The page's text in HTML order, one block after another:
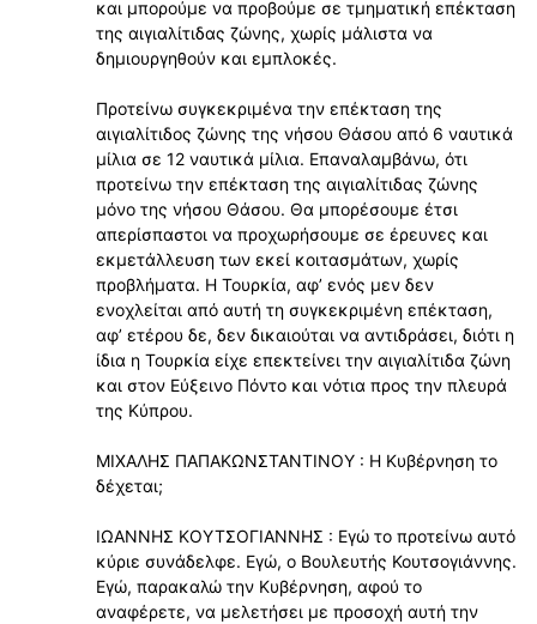
και μπορούμε να προβούμε σε τμηματική επέκταση
της αιγιαλίτιδας ζώνης, χωρίς μάλιστα να
δημιουργηθούν και εμπλοκές.
Προτείνω συγκεκριμένα την επέκταση της
αιγιαλίτιδος ζώνης της νήσου Θάσου από 6 ναυτικά
μίλια σε 12 ναυτικά μίλια. Επαναλαμβάνω, ότι
προτείνω την επέκταση της αιγιαλίτιδας ζώνης
μόνο της νήσου Θάσου. Θα μπορέσουμε έτσι
απερίσπαστοι να προχωρήσουμε σε έρευνες και
εκμετάλλευση των εκεί κοιτασμάτων, χωρίς
προβλήματα. Η Τουρκία, αφʼ ενός μεν δεν
ενοχλείται από αυτή τη συγκεκριμένη επέκταση,
αφʼ ετέρου δε, δεν δικαιούται να αντιδράσει, διότι η
ίδια η Τουρκία είχε επεκτείνει την αιγιαλίτιδα ζώνη
και στον Εύξεινο Πόντο και νότια προς την πλευρά
της Κύπρου.
ΜΙΧΑΛΗΣ ΠΑΠΑΚΩΝΣΤΑΝΤΙΝΟΥ : Η Κυβέρνηση το
δέχεται;
ΙΩΑΝΝΗΣ ΚΟΥΤΣΟΓΙΑΝΝΗΣ : Εγώ το προτείνω αυτό
κύριε συνάδελφε. Εγώ, ο Βουλευτής Κουτσογιάννης.
Εγώ, παρακαλώ την Κυβέρνηση, αφού το
αναφέρετε, να μελετήσει με προσοχή αυτή την